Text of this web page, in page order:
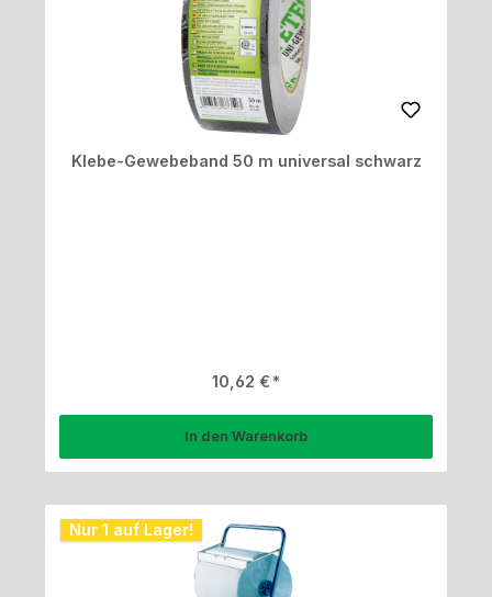
Klebe-Gewebeband 50 m universal schwarz
Regulärer Preis:
10,62 €
In den Warenkorb
Nur 1 auf Lager!